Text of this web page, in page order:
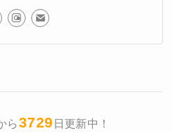
ら3729 日更新中！